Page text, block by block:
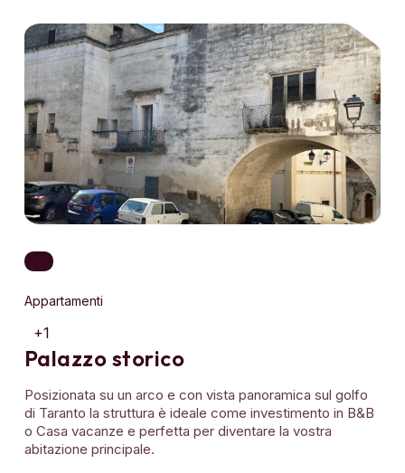
Appartamenti
+1
Palazzo storico
Posizionata su un arco e con vista panoramica sul golfo
di Taranto la struttura è ideale come investimento in B&B
o Casa vacanze e perfetta per diventare la vostra
abitazione principale.